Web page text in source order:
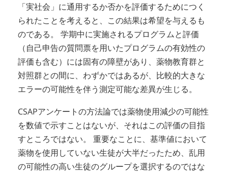
「実社会」に通用するか否かを評価するためにつく
られたことを考えると、この結果は希望を与えるも
のである。 学期中に実施されるプログラムと評価
（自己申告の質問票を用いたプログラムの有効性の
評価も含む）には固有の障壁があり、薬物教育群と
対照群との間に、わずかではあるが、比較的大きな
エラーの可能性を伴う測定可能な差異が生じる。
CSAPアンケートの方法論では薬物使用減少の可能性
を数値で示すことはないが、それはこの評価の目指
すところではない。 重要なことに、基準値において
薬物を使用していない生徒が大半だったため、乱用
の可能性の高い生徒のグループを選択するのではな